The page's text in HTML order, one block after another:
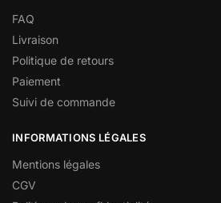
FAQ
Livraison
Politique de retours
Paiement
Suivi de commande
INFORMATIONS LÉGALES
Mentions légales
CGV